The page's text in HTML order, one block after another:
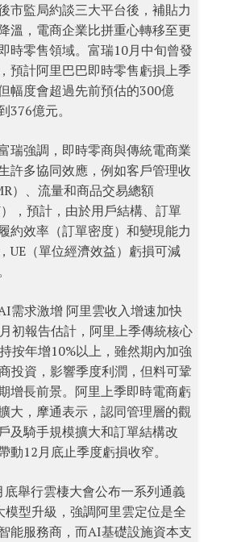
市監局約談三大平台後，補貼力
溫，電商企業比拼重心轉移至更
時零售領域。富瑞10月中旬曾發
預計阿里巴巴即時零售虧損上季
幅度會超過先前預估的300億
376億元。
瑞強調，即時零商與傳統電商業
許多協同效應，例如客戶管理收
）、流量和商品交易總額
），預計，由於用戶結構、訂單
約效率（訂單密度）和變現能力
UE（單位經濟效益）虧損可減
需求激增 阿里雲收入增速加快
初報告估計，阿里上季傳統核心
按年增10%以上，雖然期內加強
投資，影響季度利潤，但料可鞏
增長前景。阿里上季即時電商虧
大，摩通表示，認同管理層的觀
及騎手規模擴大和訂單結構改
動12月底止季度虧損收窄。
底舉行雲棲大會公布一系列通義
模型升級，強調阿里雲定位是全
能服務商，而AI基礎設施資本支